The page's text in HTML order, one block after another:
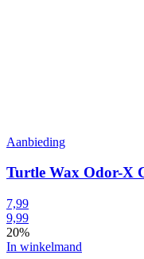
Aanbieding
Turtle Wax Odor-X
7,99
9,99
20%
In winkelmand